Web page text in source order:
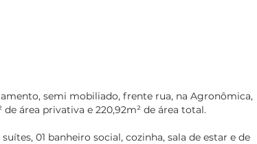
semi mobiliado, frente rua, na Agronômica,
de área privativa e 220,92m² de área total.
01 banheiro social, cozinha, sala de estar e de